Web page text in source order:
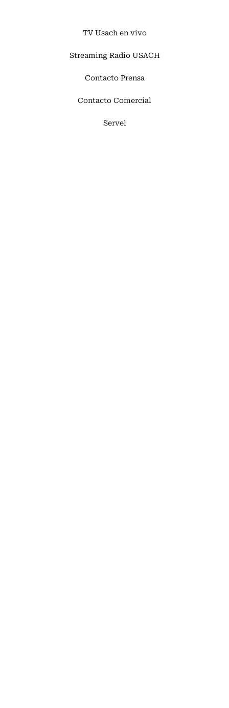
TV Usach en vivo
Streaming Radio USACH
Contacto Prensa
Contacto Comercial
Servel